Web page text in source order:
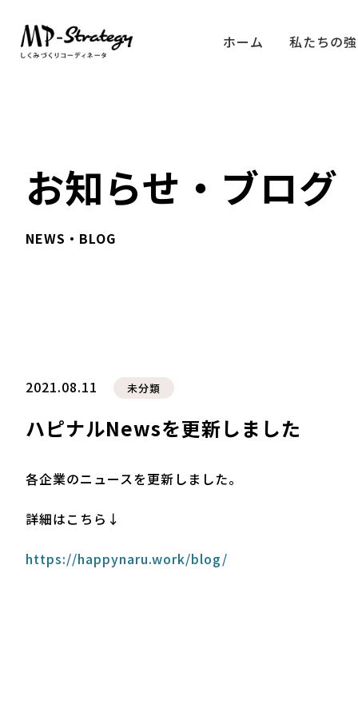
ホーム 私たちの
お知らせ・ブログ
NEWS・BLOG
2021.08.11 未分類
ハピナルNewsを更新しました
各企業のニュースを更新しました。
詳細はこちら↓
https://happynaru.work/blog/